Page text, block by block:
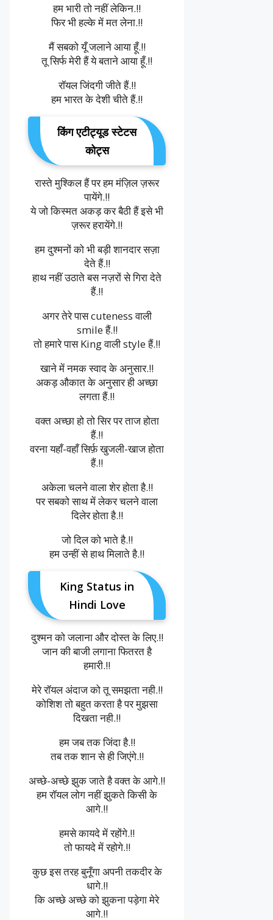
हम भारी तो नहीं लेकिन.!!
फिर भी हल्के में मत लेना.!!
मैं सबको यूँ जलाने आया हूँ.!!
तू सिर्फ मेरी हैं ये बताने आया हूँ.!!
रॉयल जिंदगी जीते हैं.!!
हम भारत के देशी चीते हैं.!!
किंग एटीट्यूड स्टेटस
कोट्स
रास्ते मुश्किल हैं पर हम मंज़िल ज़रूर
पायेंगे.!!
ये जो किस्मत अकड़ कर बैठी हैं इसे भी
ज़रूर हरायेंगे.!!
हम दुश्मनों को भी बड़ी शानदार सज़ा
देते हैं.!!
हाथ नहीं उठाते बस नज़रों से गिरा देते
हैं.!!
अगर तेरे पास cuteness वाली
smile हैं.!!
तो हमारे पास King वाली style हैं.!!
खाने में नमक स्वाद के अनुसार.!!
अकड़ औकात के अनुसार ही अच्छा
लगता हैं.!!
वक्त अच्छा हो तो सिर पर ताज होता
हैं.!!
वरना यहाँ-वहाँ सिर्फ़ खुजली-खाज होता
हैं.!!
अकेला चलने वाला शेर होता है.!!
पर सबको साथ में लेकर चलने वाला
दिलेर होता है.!!
जो दिल को भाते है.!!
हम उन्हीं से हाथ मिलाते है.!!
King Status in
Hindi Love
दुश्मन को जलाना और दोस्त के लिए.!!
जान की बाजी लगाना फितरत है
हमारी.!!
मेरे रॉयल अंदाज को तू समझता नही.!!
कोशिश तो बहुत करता है पर मुझसा
दिखता नही.!!
हम जब तक जिंदा है.!!
तब तक शान से ही जिएंगे.!!
अच्छे-अच्छे झुक जाते है वक्त के आगे.!!
हम रॉयल लोग नहीं झुकते किसी के
आगे.!!
हमसे कायदे में रहोंगे.!!
तो फायदे में रहोगे.!!
कुछ इस तरह बुनूँगा अपनी तकदीर के
धागे.!!
कि अच्छे अच्छे को झुकना पड़ेगा मेरे
आगे.!!